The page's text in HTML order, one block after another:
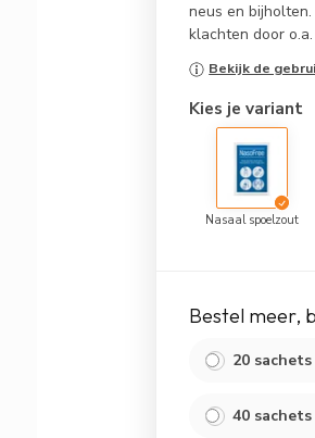
neus en
klachten door
Bekijk de
Kies je variant
Nasaal spoelzout
Bestel meer,
20 sachets
40 sachets